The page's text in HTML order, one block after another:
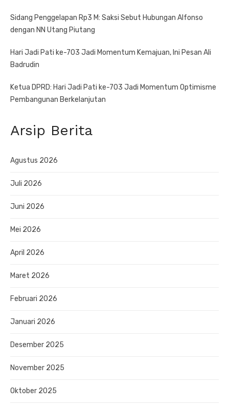
Sidang Penggelapan Rp3 M: Saksi Sebut Hubungan Alfonso
dengan NN Utang Piutang
Hari Jadi Pati ke-703 Jadi Momentum Kemajuan, Ini Pesan Ali
Badrudin
Ketua DPRD: Hari Jadi Pati ke-703 Jadi Momentum Optimisme
Pembangunan Berkelanjutan
Arsip Berita
Agustus 2026
Juli 2026
Juni 2026
Mei 2026
April 2026
Maret 2026
Februari 2026
Januari 2026
Desember 2025
November 2025
Oktober 2025